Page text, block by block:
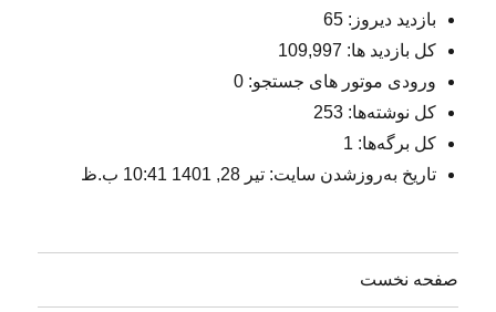
بازدید دیروز:65
کل بازدید ها: 109,997
ورودی‌ موتور های جستجو:0
کل نوشته‌ها:253
کل برگه‌ها: 1
تاریخ به‌روزشدن سایت:تیر 28, 1401 10:41 ب.ظ
صفحه نخست